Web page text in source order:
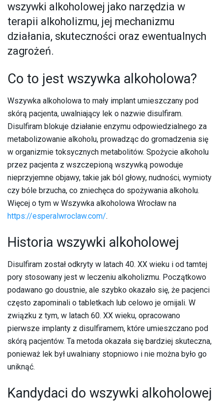
wszywki alkoholowej jako narzędzia w
terapii alkoholizmu, jej mechanizmu
działania, skuteczności oraz ewentualnych
zagrożeń.
Co to jest wszywka alkoholowa?
Wszywka alkoholowa to mały implant umieszczany pod
skórą pacjenta, uwalniający lek o nazwie disulfiram.
Disulfiram blokuje działanie enzymu odpowiedzialnego za
metabolizowanie alkoholu, prowadząc do gromadzenia się
w organizmie toksycznych metabolitów. Spożycie alkoholu
przez pacjenta z wszczepioną wszywką powoduje
nieprzyjemne objawy, takie jak ból głowy, nudności, wymioty
czy bóle brzucha, co zniechęca do spożywania alkoholu.
Więcej o tym w Wszywka alkoholowa Wrocław na
https://esperalwroclaw.com/.
Historia wszywki alkoholowej
Disulfiram został odkryty w latach 40. XX wieku i od tamtej
pory stosowany jest w leczeniu alkoholizmu. Początkowo
podawano go doustnie, ale szybko okazało się, że pacjenci
często zapominali o tabletkach lub celowo je omijali. W
związku z tym, w latach 60. XX wieku, opracowano
pierwsze implanty z disulfiramem, które umieszczano pod
skórą pacjentów. Ta metoda okazała się bardziej skuteczna,
ponieważ lek był uwalniany stopniowo i nie można było go
uniknąć.
Kandydaci do wszywki alkoholowej